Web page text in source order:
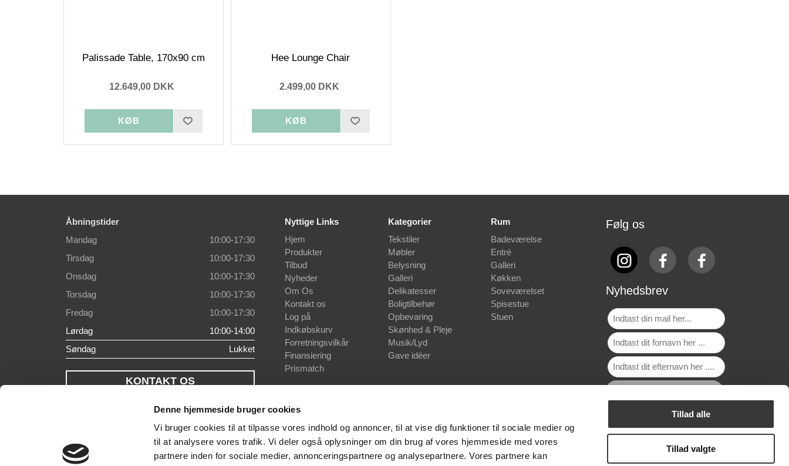
Denne hjemmeside bruger cookies
Vi bruger cookies til at tilpasse vores indhold og annoncer, til at vise dig funktioner til sociale medier og
til at analysere vores trafik. Vi deler også oplysninger om din brug af vores hjemmeside med vores
partnere inden for sociale medier, annonceringspartnere og analysepartnere. Vores partnere kan
Tillad alle
Tillad valgte
Palissade Table, 170x90 cm
12.649,00 DKK
Hee Lounge Chair
2.499,00 DKK
Åbningstider
Mandag
10:00-17:30
Tirsdag
10:00-17:30
Onsdag
10:00-17:30
Torsdag
10:00-17:30
Fredag
10:00-17:30
Lørdag
10:00-14:00
Søndag
Lukket
KONTAKT OS
Nyttige Links
Hjem
Produkter
Tilbud
Nyheder
Om Os
Kontakt os
Log på
Indkøbskurv
Forretningsvilkår
Finansiering
Prismatch
Kategorier
Tekstiler
Møbler
Belysning
Galleri
Delikatesser
Boligtilbehør
Opbevaring
Skønhed & Pleje
Musik/Lyd
Gave idéer
Rum
Badeværelse
Entré
Galleri
Køkken
Soveværelset
Spisestue
Stuen
Følg os
Nyhedsbrev